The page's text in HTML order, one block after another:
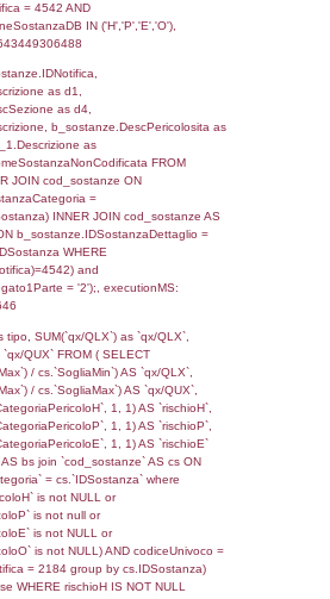
FROM f_territori_limitrofi
ON
=
=
AND
f_territori_limitrofi.Distanza,
FROM f_territori_limitrofi
ON
=
=